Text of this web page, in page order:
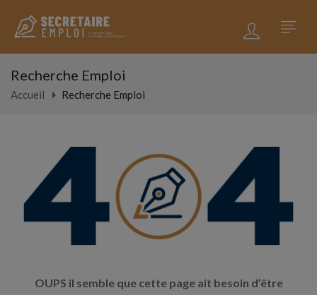
Recherche Emploi
Accueil Recherche Emploi
OUPS il semble que cette page ait besoin d’être